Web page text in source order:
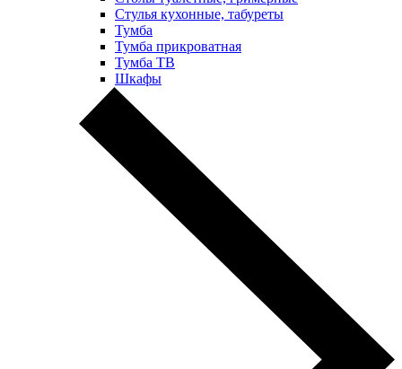
Стулья кухонные, табуреты
Тумба
Тумба прикроватная
Тумба ТВ
Шкафы